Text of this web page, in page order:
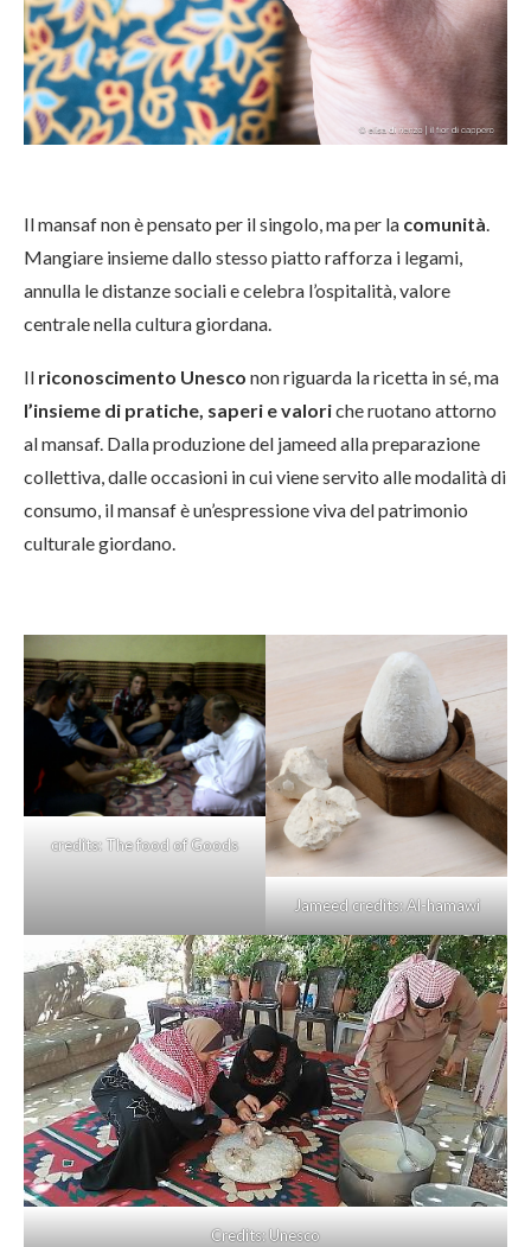
Il mansaf non è pensato per il singolo, ma per la comunità
Mangiare insieme dallo stesso piatto rafforza i legami,
annulla le distanze sociali e celebra l’ospitalità, valore
centrale nella cultura giordana.
Il riconoscimento Unesco non riguarda la ricetta in sé, ma
l’insieme di pratiche, saperi e valoriche ruotano attorno
al mansaf. Dalla produzione del jameed alla preparazione
collettiva, dalle occasioni in cui viene servito alle modalità di
consumo, il mansaf è un’espressione viva del patrimonio
culturale giordano.
credits: The food of Goods
Jameedcredits: Al-hamawi
Credits: Unesco